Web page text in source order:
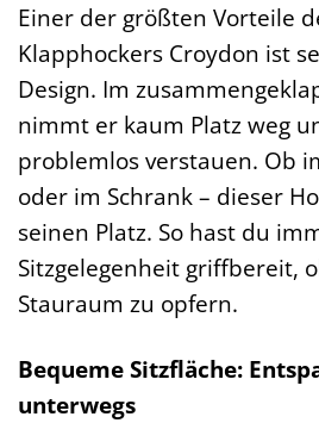
Einer der größten Vorteile
Klapphockers Croydon ist
Design. Im
nimmt er kaum Platz weg
problemlos verstauen. Ob
oder im Schrank – dieser
seinen Platz. So hast du
Sitzgelegenheit griffbereit,
Stauraum zu opfern.
Bequeme Sitzfläche:
unterwegs